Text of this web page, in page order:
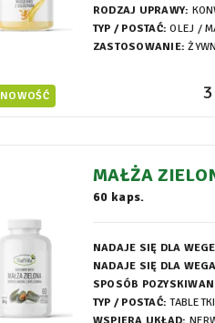
NOWOŚĆ
RODZAJ UPRAWY:
TYP / POSTAĆ: OLEJ /
ZASTOSOWANIE:
MAŁŻA
KAPSUŁKI
60 kaps.
NADAJE SIĘ DLA
NADAJE SIĘ DLA
SPOSÓB
TYP / POSTAĆ: